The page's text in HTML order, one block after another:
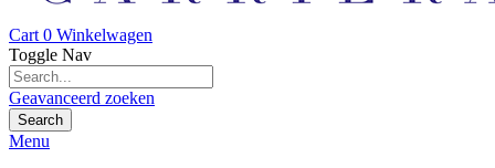
Cart 0 Winkelwagen
Toggle Nav
Geavanceerd zoeken
Search
Menu